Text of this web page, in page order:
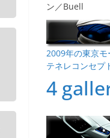
ン／Buell
2009年の東京モ
テネレコンセプ
4